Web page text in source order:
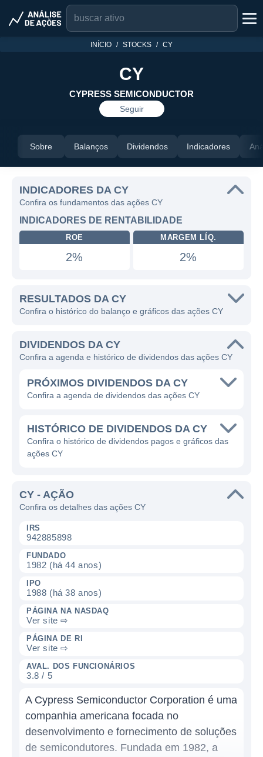
INÍCIO STOCKS CY
CY
CYPRESS SEMICONDUCTOR
Seguir
Sobre Balanços Dividendos Indicadores
INDICADORES DA CY
Confira os fundamentos das ações CY
INDICADORES DE RENTABILIDADE
ROE
2%
MARGEM LÍQ.
2%
RESULTADOS DA CY
Confira o histórico do balanço e gráficos das ações CY
DIVIDENDOS DA CY
Confira a agenda e histórico de dividendos das ações CY
PRÓXIMOS DIVIDENDOS DA CY
Confira a agenda de dividendos das ações CY
HISTÓRICO DE DIVIDENDOS DA CY
Confira o histórico de dividendos pagos e gráficos das
ações CY
CY - AÇÃO
Confira os detalhes das ações CY
IRS
942885898
FUNDADO
1982 (há 44 anos)
IPO
1988 (há 38 anos)
PÁGINA NA NASDAQ
Ver site ⇨
PÁGINA DE RI
Ver site ⇨
AVAL. DOS FUNCIONÁRIOS
3.8 / 5
A Cypress Semiconductor Corporation é uma
companhia americana focada no
desenvolvimento e fornecimento de soluções
de semicondutores. Fundada em 1982, a